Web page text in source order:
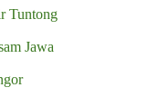
Tuntong
Jawa